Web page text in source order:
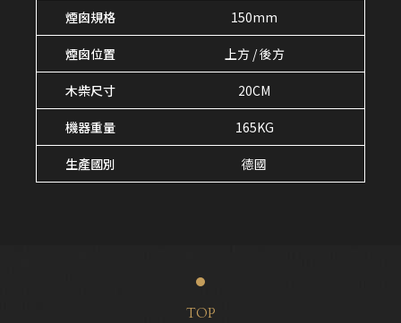
煙囪規格 150mm
煙囪位置 上方 / 後方
木柴尺寸 20CM
機器重量 165KG
生產國別 德國
TOP